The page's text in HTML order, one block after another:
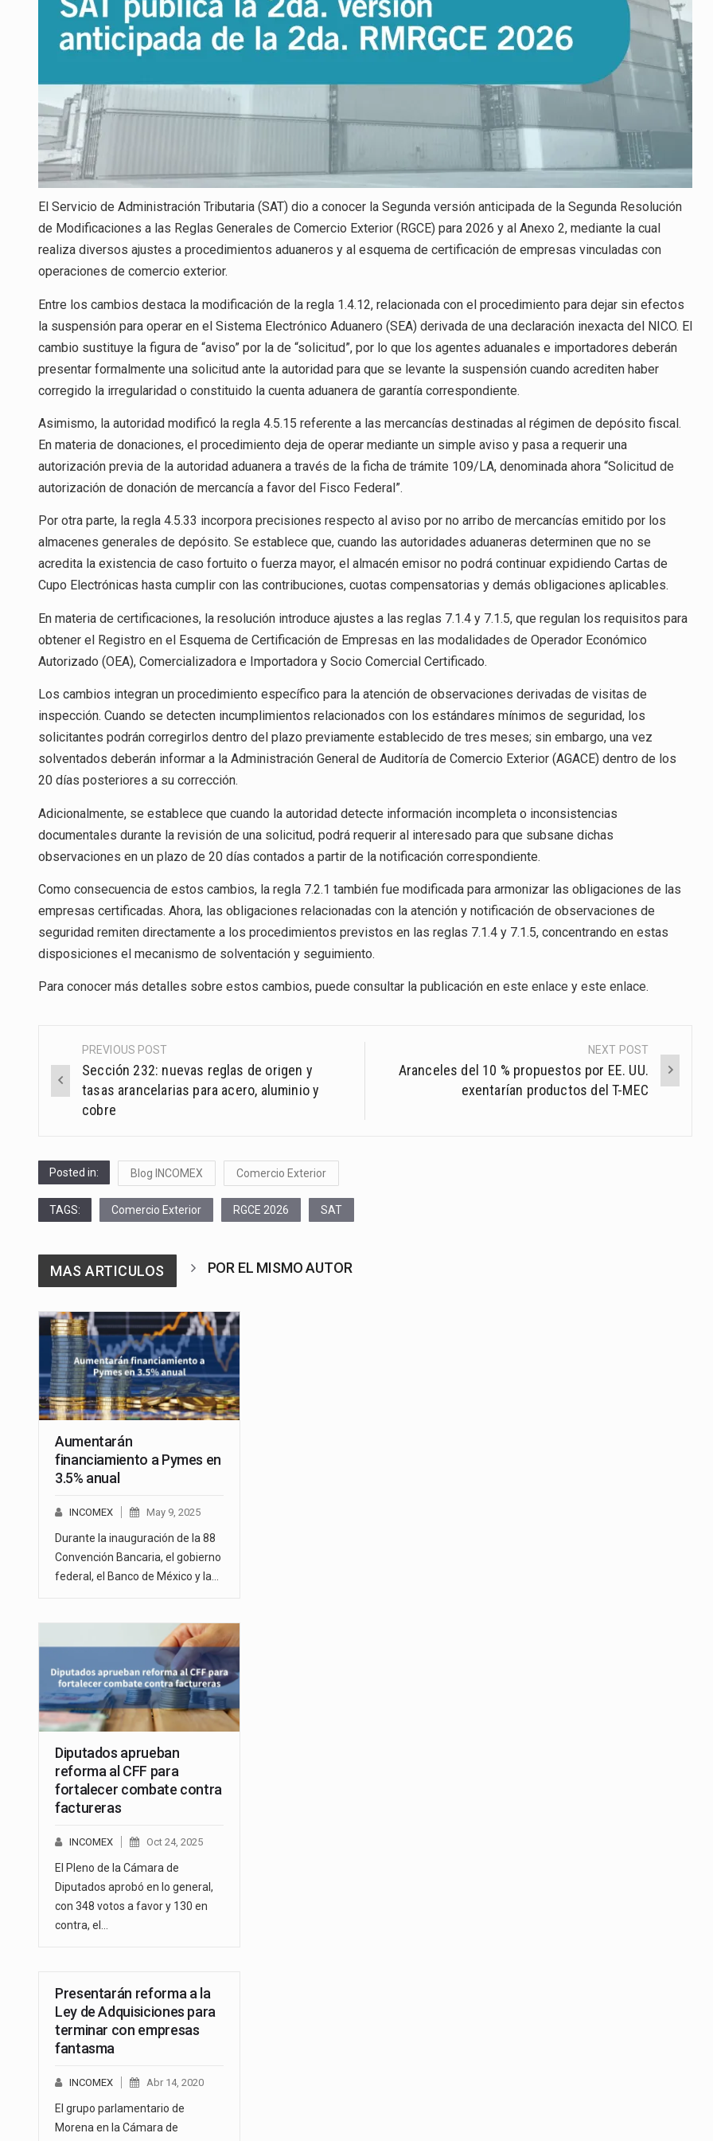
El Servicio de Administración Tributaria (SAT) dio a conocer la Segunda versión anticipada de la Segunda Resolución
de Modificaciones a las Reglas Generales de Comercio Exterior (RGCE) para 2026 y al Anexo 2, mediante la cual
realiza diversos ajustes a procedimientos aduaneros y al esquema de certificación de empresas vinculadas con
operaciones de comercio exterior.
Entre los cambios destaca la modificación de la regla 1.4.12, relacionada con el procedimiento para dejar sin efectos
la suspensión para operar en el Sistema Electrónico Aduanero (SEA) derivada de una declaración inexacta del NICO. El
cambio sustituye la figura de “aviso” por la de “solicitud”, por lo que los agentes aduanales e importadores deberán
presentar formalmente una solicitud ante la autoridad para que se levante la suspensión cuando acrediten haber
corregido la irregularidad o constituido la cuenta aduanera de garantía correspondiente.
Asimismo, la autoridad modificó la regla 4.5.15 referente a las mercancías destinadas al régimen de depósito fiscal.
En materia de donaciones, el procedimiento deja de operar mediante un simple aviso y pasa a requerir una
autorización previa de la autoridad aduanera a través de la ficha de trámite 109/LA, denominada ahora “Solicitud de
autorización de donación de mercancía a favor del Fisco Federal”.
Por otra parte, la regla 4.5.33 incorpora precisiones respecto al aviso por no arribo de mercancías emitido por los
almacenes generales de depósito. Se establece que, cuando las autoridades aduaneras determinen que no se
acredita la existencia de caso fortuito o fuerza mayor, el almacén emisor no podrá continuar expidiendo Cartas de
Cupo Electrónicas hasta cumplir con las contribuciones, cuotas compensatorias y demás obligaciones aplicables.
En materia de certificaciones, la resolución introduce ajustes a las reglas 7.1.4 y 7.1.5, que regulan los requisitos para
obtener el Registro en el Esquema de Certificación de Empresas en las modalidades de Operador Económico
Autorizado (OEA), Comercializadora e Importadora y Socio Comercial Certificado.
Los cambios integran un procedimiento específico para la atención de observaciones derivadas de visitas de
inspección. Cuando se detecten incumplimientos relacionados con los estándares mínimos de seguridad, los
solicitantes podrán corregirlos dentro del plazo previamente establecido de tres meses; sin embargo, una vez
solventados deberán informar a la Administración General de Auditoría de Comercio Exterior (AGACE) dentro de los
20 días posteriores a su corrección.
Adicionalmente, se establece que cuando la autoridad detecte información incompleta o inconsistencias
documentales durante la revisión de una solicitud, podrá requerir al interesado para que subsane dichas
observaciones en un plazo de 20 días contados a partir de la notificación correspondiente.
Como consecuencia de estos cambios, la regla 7.2.1 también fue modificada para armonizar las obligaciones de las
empresas certificadas. Ahora, las obligaciones relacionadas con la atención y notificación de observaciones de
seguridad remiten directamente a los procedimientos previstos en las reglas 7.1.4 y 7.1.5, concentrando en estas
disposiciones el mecanismo de solventación y seguimiento.
Para conocer más detalles sobre estos cambios, puede consultar la publicación en este enlace y este enlace.
Post
navigation
PREVIOUS POST
Sección 232: nuevas reglas de origen y
tasas arancelarias para acero, aluminio y
cobre
NEXT POST
Aranceles del 10 % propuestos por EE. UU.
exentarían productos del T-MEC
Posted in: Blog INCOMEX Comercio Exterior
TAGS: Comercio Exterior RGCE 2026 SAT
MAS ARTICULOS POR EL MISMO AUTOR
Aumentarán
financiamiento a Pymes en
3.5% anual
INCOMEX May 9, 2025
Durante la inauguración de la 88
Convención Bancaria, el gobierno
federal, el Banco de México y la…
Diputados aprueban
reforma al CFF para
fortalecer combate contra
factureras
INCOMEX Oct 24, 2025
El Pleno de la Cámara de
Diputados aprobó en lo general,
con 348 votos a favor y 130 en
contra, el…
Presentarán reforma a la
Ley de Adquisiciones para
terminar con empresas
fantasma
INCOMEX Abr 14, 2020
El grupo parlamentario de
Morena en la Cámara de